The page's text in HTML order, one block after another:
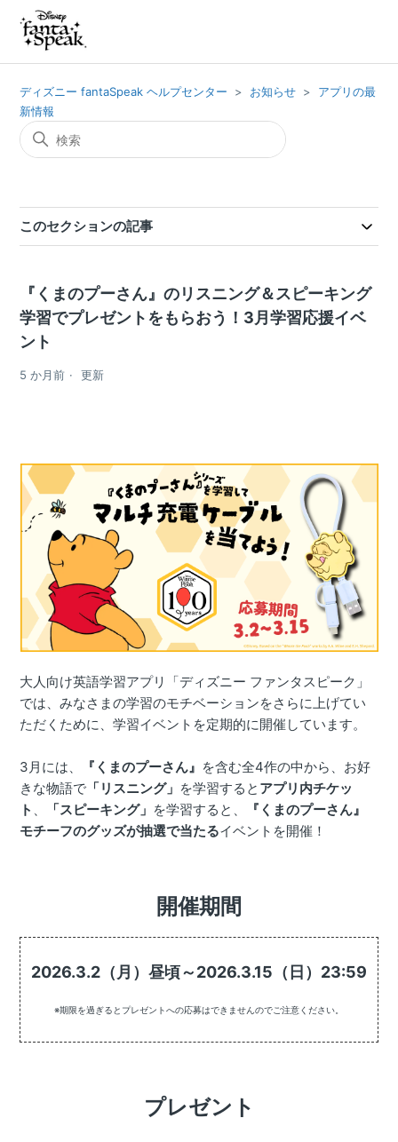
ディズニー fantaSpeak ヘルプセンター お知らせ
アプリの最
新情報
このセクションの記事
『くまのプーさん』のリスニング＆スピーキング
学習でプレゼントをもらおう！3月学習応援イベ
ント
5 か月前 更新
大人向け英語学習アプリ「ディズニー ファンタスピーク」
では、みなさまの学習のモチベーションをさらに上げてい
ただくために、学習イベントを定期的に開催しています。
3月には、 『くまのプーさん』 を含む全4作の中から、お好
きな物語で 「リスニング」 を学習すると アプリ内チケッ
ト 、 「スピーキング」 を学習すると、
『くまのプーさん』
モチーフのグッズが抽選で当たるイベントを開催！
開催期間
2026.3.2（月）昼頃～2026.3.15（日）23:59
※期限を過ぎるとプレゼントへの応募はできませんのでご注意ください。
プレゼント